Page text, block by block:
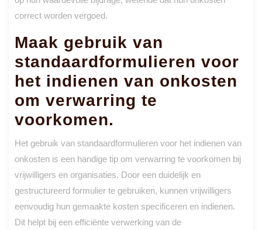
correct worden vergoed.
Maak gebruik van
standaardformulieren voor
het indienen van onkosten
om verwarring te
voorkomen.
Het gebruik van standaardformulieren voor het indienen van
onkosten is een handige tip om verwarring te voorkomen bij
vrijwilligers en organisaties. Door een duidelijk en
gestructureerd formulier te gebruiken, kunnen vrijwilligers
eenvoudig hun gemaakte kosten specificeren en indienen.
Dit helpt bij een efficiënte verwerking van de